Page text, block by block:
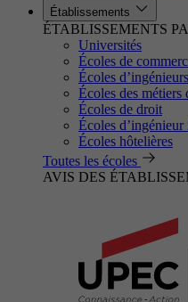
Établissements
ÉTABLISSEMENTS
Universités
Écoles de
Écoles d’ingénieurs
Écoles des métiers
Écoles de droit
Écoles
Écoles hôtelières
Toutes les écoles
AVIS DES